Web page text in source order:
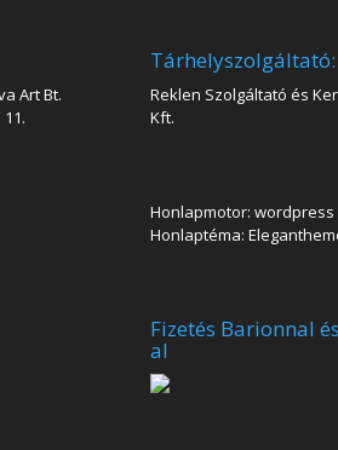
Art Bt.
Tárhelyszolgáltató:
Reklen Szolgáltató és
Kft.
Honlapmotor: wordpress
Honlaptéma:
Fizetés Barionnal
al